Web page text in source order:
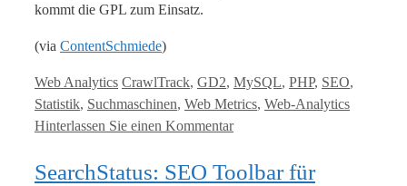
kommt die GPL zum Einsatz.
(via ContentSchmiede)
Kategorien
Web Analytics Tags
CrawlTrack, GD2, MySQL, PHP, SEO,
Statistik, Suchmaschinen, Web Metrics, Web-Analytics
Hinterlassen Sie einen Kommentar
SearchStatus: SEO Toolbar für